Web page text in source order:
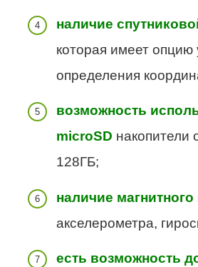
наличие
которая имеет опцию
определения
возможность
microSD накопители
128ГБ;
наличие
акселерометра,
есть возможность